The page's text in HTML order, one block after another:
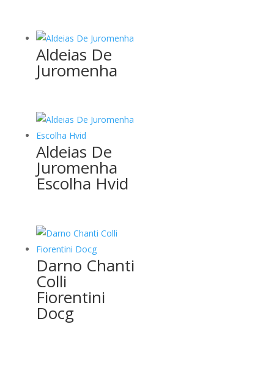
Aldeias De
Juromenha
Aldeias De
Juromenha
Escolha Hvid
Darno Chanti
Colli
Fiorentini
Docg